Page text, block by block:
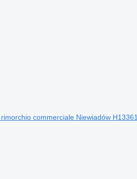
rimorchio commerciale Niewiadów